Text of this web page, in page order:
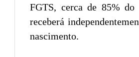
FGTS, cerca de 85% do
receberá
nascimento.